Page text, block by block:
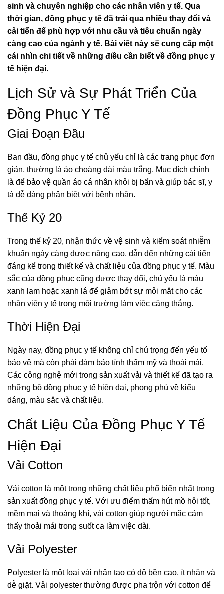
sinh và chuyên nghiệp cho các nhân viên y tế. Qua
thời gian, đồng phục y tế đã trải qua nhiều thay đổi và
cải tiến để phù hợp với nhu cầu và tiêu chuẩn ngày
càng cao của ngành y tế. Bài viết này sẽ cung cấp một
cái nhìn chi tiết về những điều cần biết về đồng phục y
tế hiện đại.
Lịch Sử và Sự Phát Triển Của
Đồng Phục Y Tế
Giai Đoạn Đầu
Ban đầu, đồng phục y tế chủ yếu chỉ là các trang phục đơn
giản, thường là áo choàng dài màu trắng. Mục đích chính
là để bảo vệ quần áo cá nhân khỏi bị bẩn và giúp bác sĩ, y
tá dễ dàng phân biệt với bệnh nhân.
Thế Kỷ 20
Trong thế kỷ 20, nhận thức về vệ sinh và kiểm soát nhiễm
khuẩn ngày càng được nâng cao, dẫn đến những cải tiến
đáng kể trong thiết kế và chất liệu của đồng phục y tế. Màu
sắc của đồng phục cũng được thay đổi, chủ yếu là màu
xanh lam hoặc xanh lá để giảm bớt sự mỏi mắt cho các
nhân viên y tế trong môi trường làm việc căng thẳng.
Thời Hiện Đại
Ngày nay, đồng phục y tế không chỉ chú trọng đến yếu tố
bảo vệ mà còn phải đảm bảo tính thẩm mỹ và thoải mái.
Các công nghệ mới trong sản xuất vải và thiết kế đã tạo ra
những bộ đồng phục y tế hiện đại, phong phú về kiểu
dáng, màu sắc và chất liệu.
Chất Liệu Của Đồng Phục Y Tế
Hiện Đại
Vải Cotton
Vải cotton là một trong những chất liệu phổ biến nhất trong
sản xuất đồng phục y tế. Với ưu điểm thấm hút mồ hôi tốt,
mềm mại và thoáng khí, vải cotton giúp người mặc cảm
thấy thoải mái trong suốt ca làm việc dài.
Vải Polyester
Polyester là một loại vải nhân tạo có độ bền cao, ít nhăn và
dễ giặt. Vải polyester thường được pha trộn với cotton để